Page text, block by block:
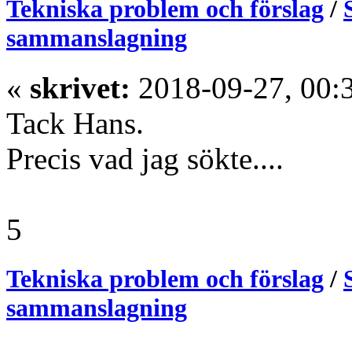
Tekniska problem och förslag /
sammanslagning
« skrivet: 2018-09-27,
Tack Hans.
Precis vad jag sökte....
5
Tekniska problem och förslag /
sammanslagning